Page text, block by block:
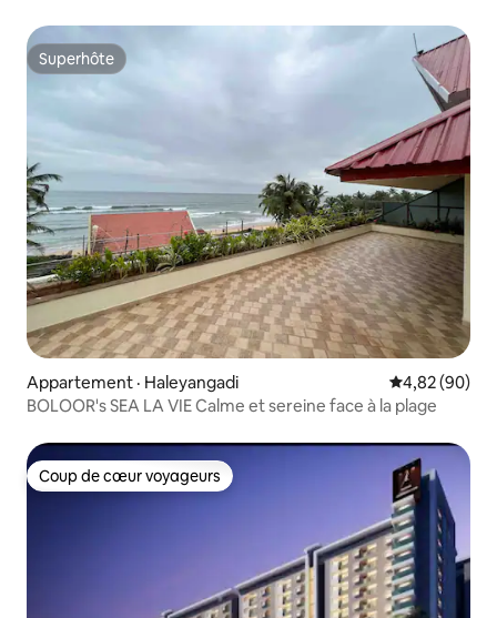
Superhôte
Superhôte
Appartement · Haleyangadi Note
4,82 (90)
BOLOOR's SEA LA VIE Calme et sereine face à la plage
Coup de cœur voyageurs
Coup de cœur voyageurs